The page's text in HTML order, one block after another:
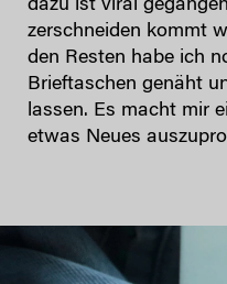
dazu ist viral
zerschneiden kommt
den Resten habe ich
Brieftaschen genäht
lassen. Es macht mir
etwas Neues